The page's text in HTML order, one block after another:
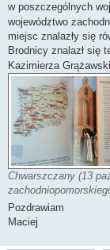
w poszczególnych
województwo
miejsc znalazły się
Brodnicy znalazł się
Kazimierza
Chwarszczany (13
Pozdrawiam
Maciej